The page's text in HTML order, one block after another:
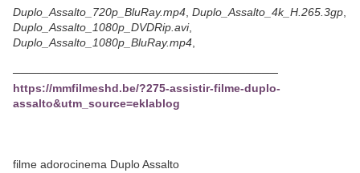
Duplo_Assalto_720p_BluRay.mp4 Duplo_Assalto_4k_H.265.3gp
Duplo_Assalto_1080p_DVDRip.avi,
Duplo_Assalto_1080p_BluRay.mp4
─────────────────────────────────
https://mmfilmeshd.be/?275-assistir-filme-duplo-
assalto&utm_source=eklablog
filme adorocinema Duplo Assalto